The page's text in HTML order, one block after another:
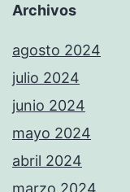
Archivos
agosto 2024
julio 2024
junio 2024
mayo 2024
abril 2024
marzo 2024